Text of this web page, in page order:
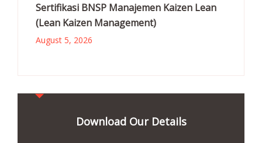
Sertifikasi BNSP Manajemen Kaizen Lean
(Lean Kaizen Management)
August 5, 2026
Download Our Details